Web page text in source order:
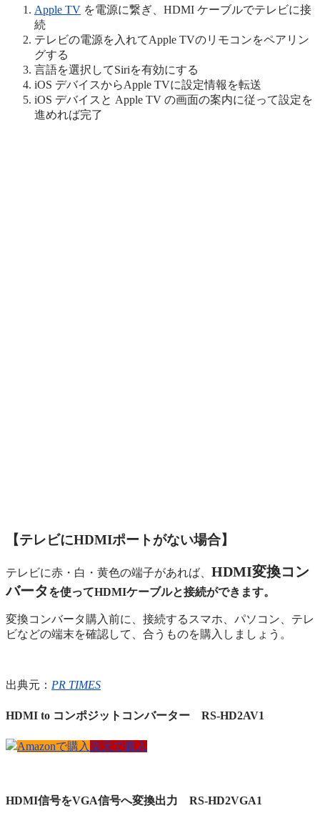
Apple TV を電源に繋ぎ、HDMI ケーブルでテレビに接
続
テレビの電源を入れてApple TVのリモコンをペアリン
グする
言語を選択してSiriを有効にする
iOS デバイスからApple TVに設定情報を転送
iOS デバイスと Apple TV の画面の案内に従って設定を
進めれば完了
【テレビにHDMIポートがない場合】
テレビに赤・白・黄色の端子があれば、 HDMI変換コン
バータを使ってHDMIケーブルと接続ができます。
変換コンバータ購入前に、接続するスマホ、パソコン、テレ
ビなどの端末を確認して、合うものを購入しましょう。
出典元： PR TIMES
HDMI to コンポジットコンバーター RS-HD2AV1
Amazonで購入楽天で購入
HDMI信号をVGA信号へ変換出力 RS-HD2VGA1